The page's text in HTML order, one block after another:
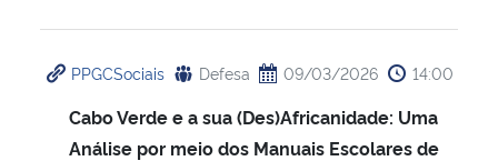
PPGCSociais Defesa 09/03/2026 14:00
Cabo Verde e a sua (Des)Africanidade: Uma
Análise por meio dos Manuais Escolares de